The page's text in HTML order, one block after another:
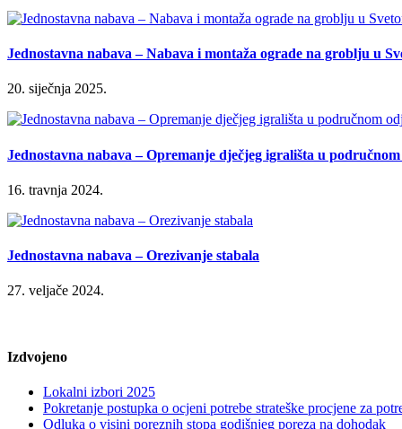
Jednostavna nabava – Nabava i montaža ograde na groblju u
20. siječnja 2025.
Jednostavna nabava – Opremanje dječjeg igrališta u
16. travnja 2024.
Jednostavna nabava – Orezivanje stabala
27. veljače 2024.
Izdvojeno
Lokalni izbori 2025
Pokretanje postupka o ocjeni potrebe strateške procjene za
Odluka o visini poreznih stopa godišnjeg poreza na dohodak